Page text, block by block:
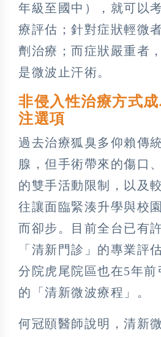
年級至國中），就可以
療評估；針對症狀輕微
劑治療；而症狀嚴重者
是微波止汗術。
非侵入性治療方式
注選項
過去治療狐臭多仰賴傳
腺，但手術帶來的傷口
的雙手活動限制，以及
往讓面臨緊湊升學與校
而卻步。目前全台已有
「清新門診」的專業評
分院虎尾院區也在5年前
的「清新微波療程」。
何冠頤醫師說明，清新